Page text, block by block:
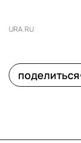
URA.RU
поделиться